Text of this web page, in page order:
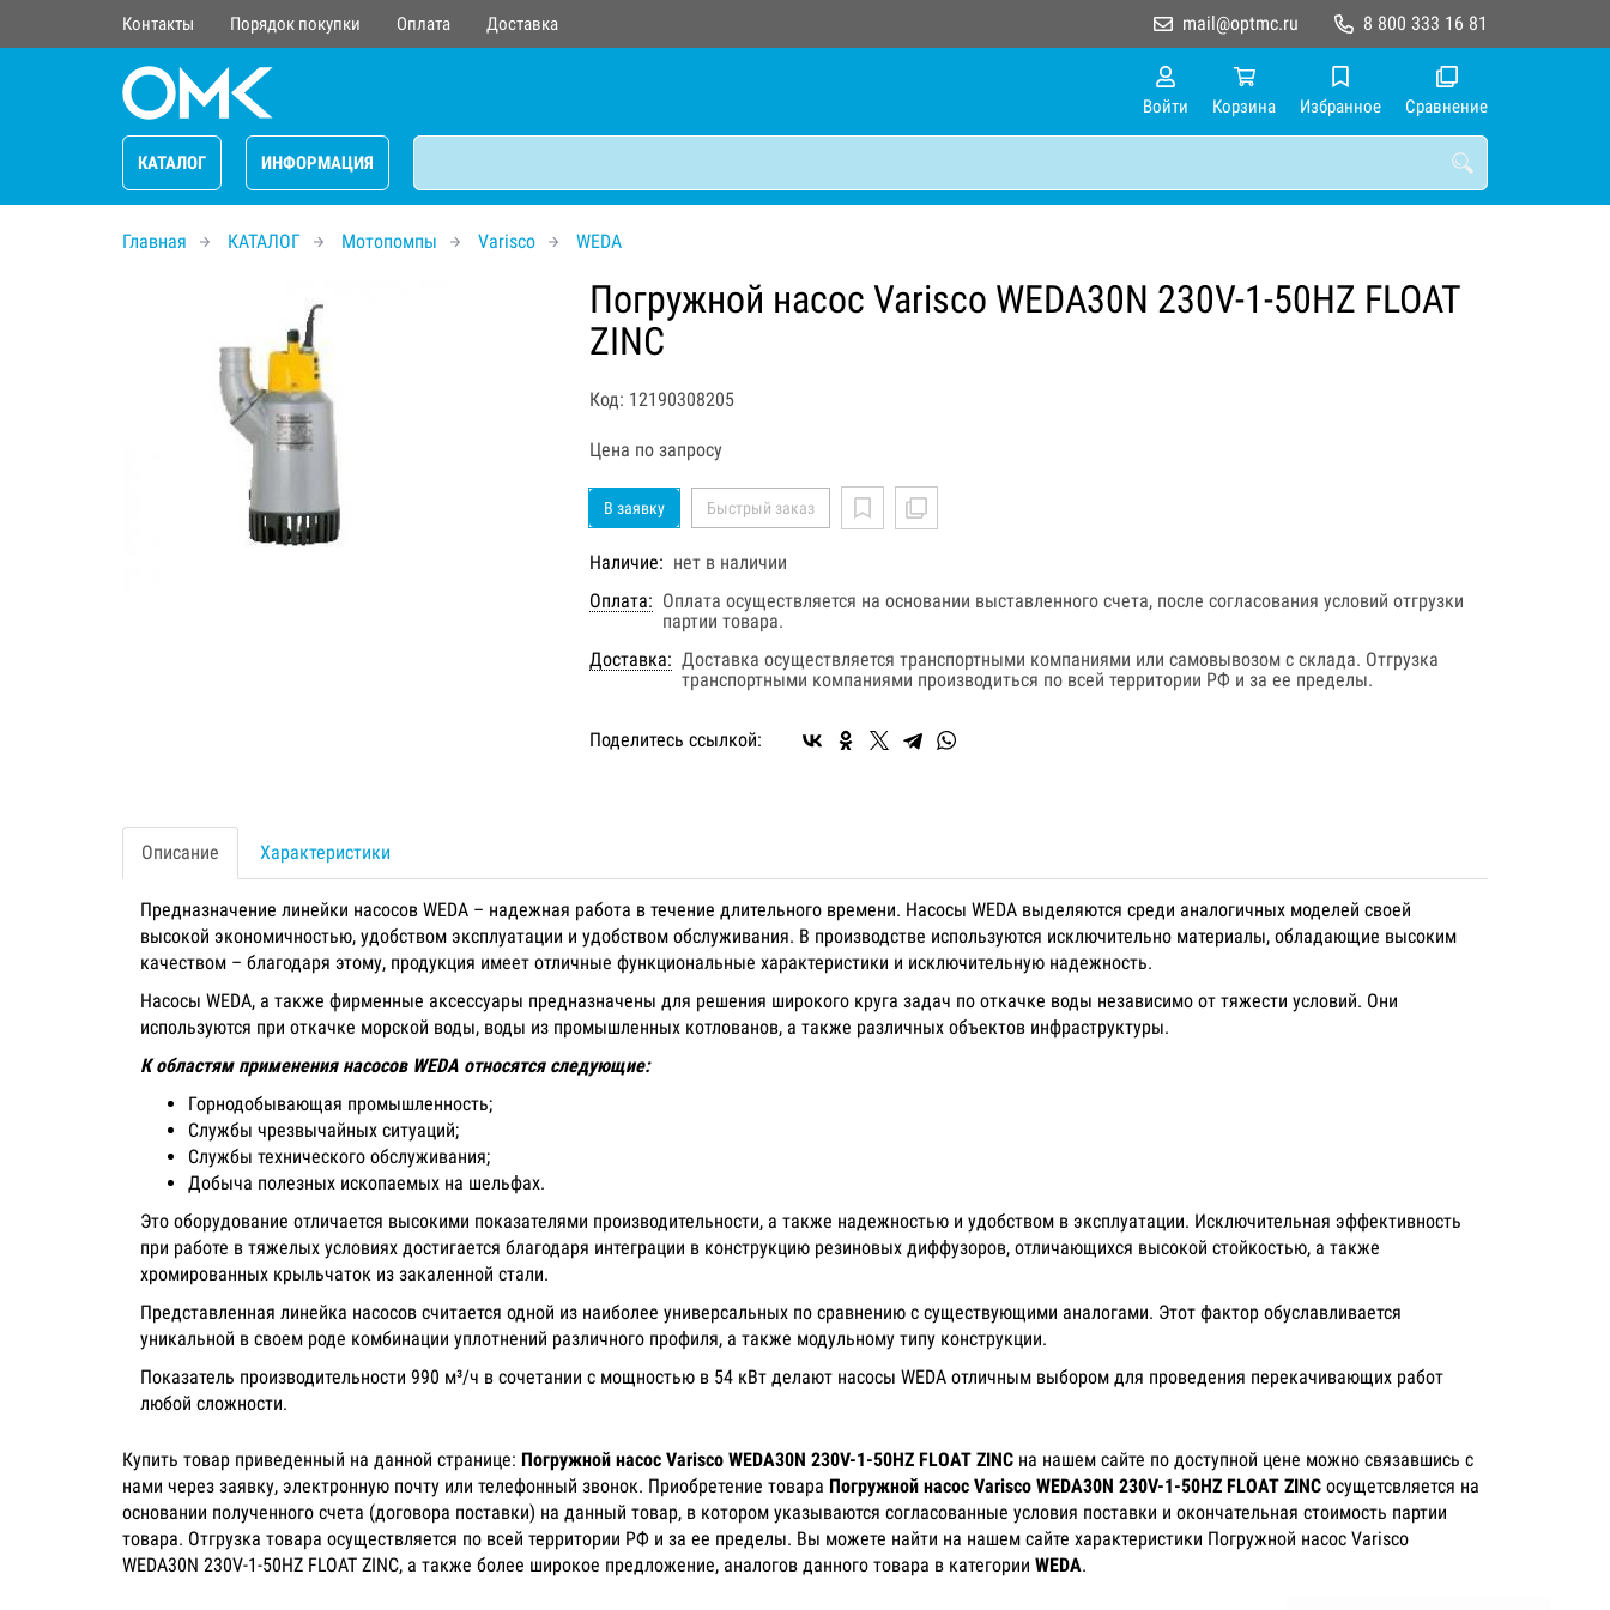
Контакты Порядок покупки Оплата Доставка 8 800 333 16 81
mail@optmc.ru
Войти Корзина Избранное Сравнение
КАТАЛОГ ИНФОРМАЦИЯ
Главная КАТАЛОГ Мотопомпы Varisco WEDA
Погружной насос Varisco WEDA30N 230V-1-50HZ FLOAT
ZINC
Код: 12190308205
Цена по запросу
В заявку Быстрый заказ
Наличие: нет в наличии
Оплата: Оплата осуществляется на основании выставленного счета, после согласования условий отгрузки
партии товара.
Доставка: Доставка осуществляется транспортными компаниями или самовывозом с склада. Отгрузка
транспортными компаниями производиться по всей территории РФ и за ее пределы.
Поделитесь ссылкой:
Описание Характеристики
Предназначение линейки насосов WEDA – надежная работа в течение длительного времени. Насосы WEDA выделяются среди аналогичных моделей своей
высокой экономичностью, удобством эксплуатации и удобством обслуживания. В производстве используются исключительно материалы, обладающие высоким
качеством – благодаря этому, продукция имеет отличные функциональные характеристики и исключительную надежность.
Насосы WEDA, а также фирменные аксессуары предназначены для решения широкого круга задач по откачке воды независимо от тяжести условий. Они
используются при откачке морской воды, воды из промышленных котлованов, а также различных объектов инфраструктуры.
К областям применения насосов WEDA относятся следующие:
Горнодобывающая промышленность;
Службы чрезвычайных ситуаций;
Службы технического обслуживания;
Добыча полезных ископаемых на шельфах.
Это оборудование отличается высокими показателями производительности, а также надежностью и удобством в эксплуатации. Исключительная эффективность
при работе в тяжелых условиях достигается благодаря интеграции в конструкцию резиновых диффузоров, отличающихся высокой стойкостью, а также
хромированных крыльчаток из закаленной стали.
Представленная линейка насосов считается одной из наиболее универсальных по сравнению с существующими аналогами. Этот фактор обуславливается
уникальной в своем роде комбинации уплотнений различного профиля, а также модульному типу конструкции.
Показатель производительности 990 м³/ч в сочетании с мощностью в 54 кВт делают насосы WEDA отличным выбором для проведения перекачивающих работ
любой сложности.
Купить товар приведенный на данной странице: Погружной насос Varisco WEDA30N 230V-1-50HZ FLOAT ZINC на нашем сайте по доступной цене можно связавшись с
нами через заявку, электронную почту или телефонный звонок. Приобретение товара Погружной насос Varisco WEDA30N 230V-1-50HZ FLOAT ZINC осущетсвляется на
основании полученного счета (договора поставки) на данный товар, в котором указываются согласованные условия поставки и окончательная стоимость партии
товара. Отгрузка товара осуществляется по всей территории РФ и за ее пределы. Вы можете найти на нашем сайте характеристики Погружной насос Varisco
WEDA30N 230V-1-50HZ FLOAT ZINC, а также более широкое предложение, аналогов данного товара в категории WEDA.